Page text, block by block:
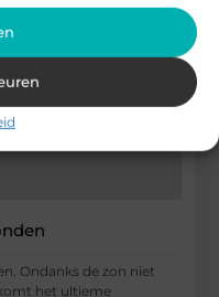
Ondanks de zon niet
het ultieme